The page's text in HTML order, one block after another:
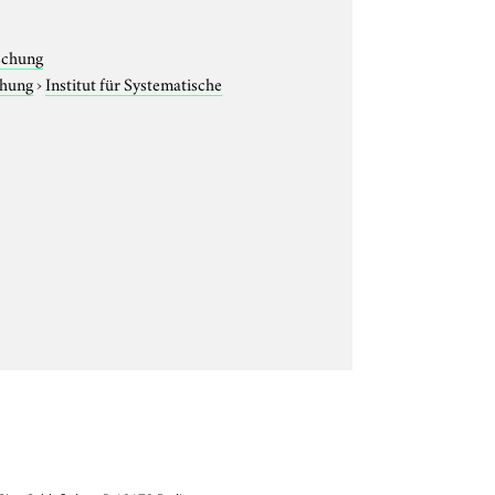
›Institut für Systematische